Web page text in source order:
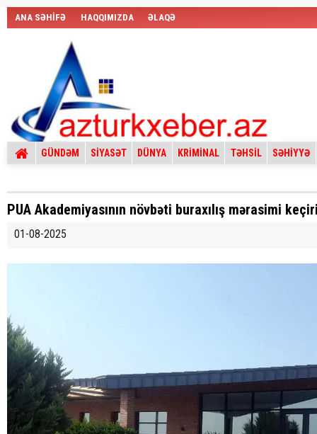
ANA SƏHİFƏ HAQQIMIZDA ƏLAQƏ
GÜNDƏM SİYASƏT DÜNYA KRİMİNAL TƏHSİL SƏHİYYƏ
PUA Akademiyasının növbəti buraxılış mərasimi
01-08-2025